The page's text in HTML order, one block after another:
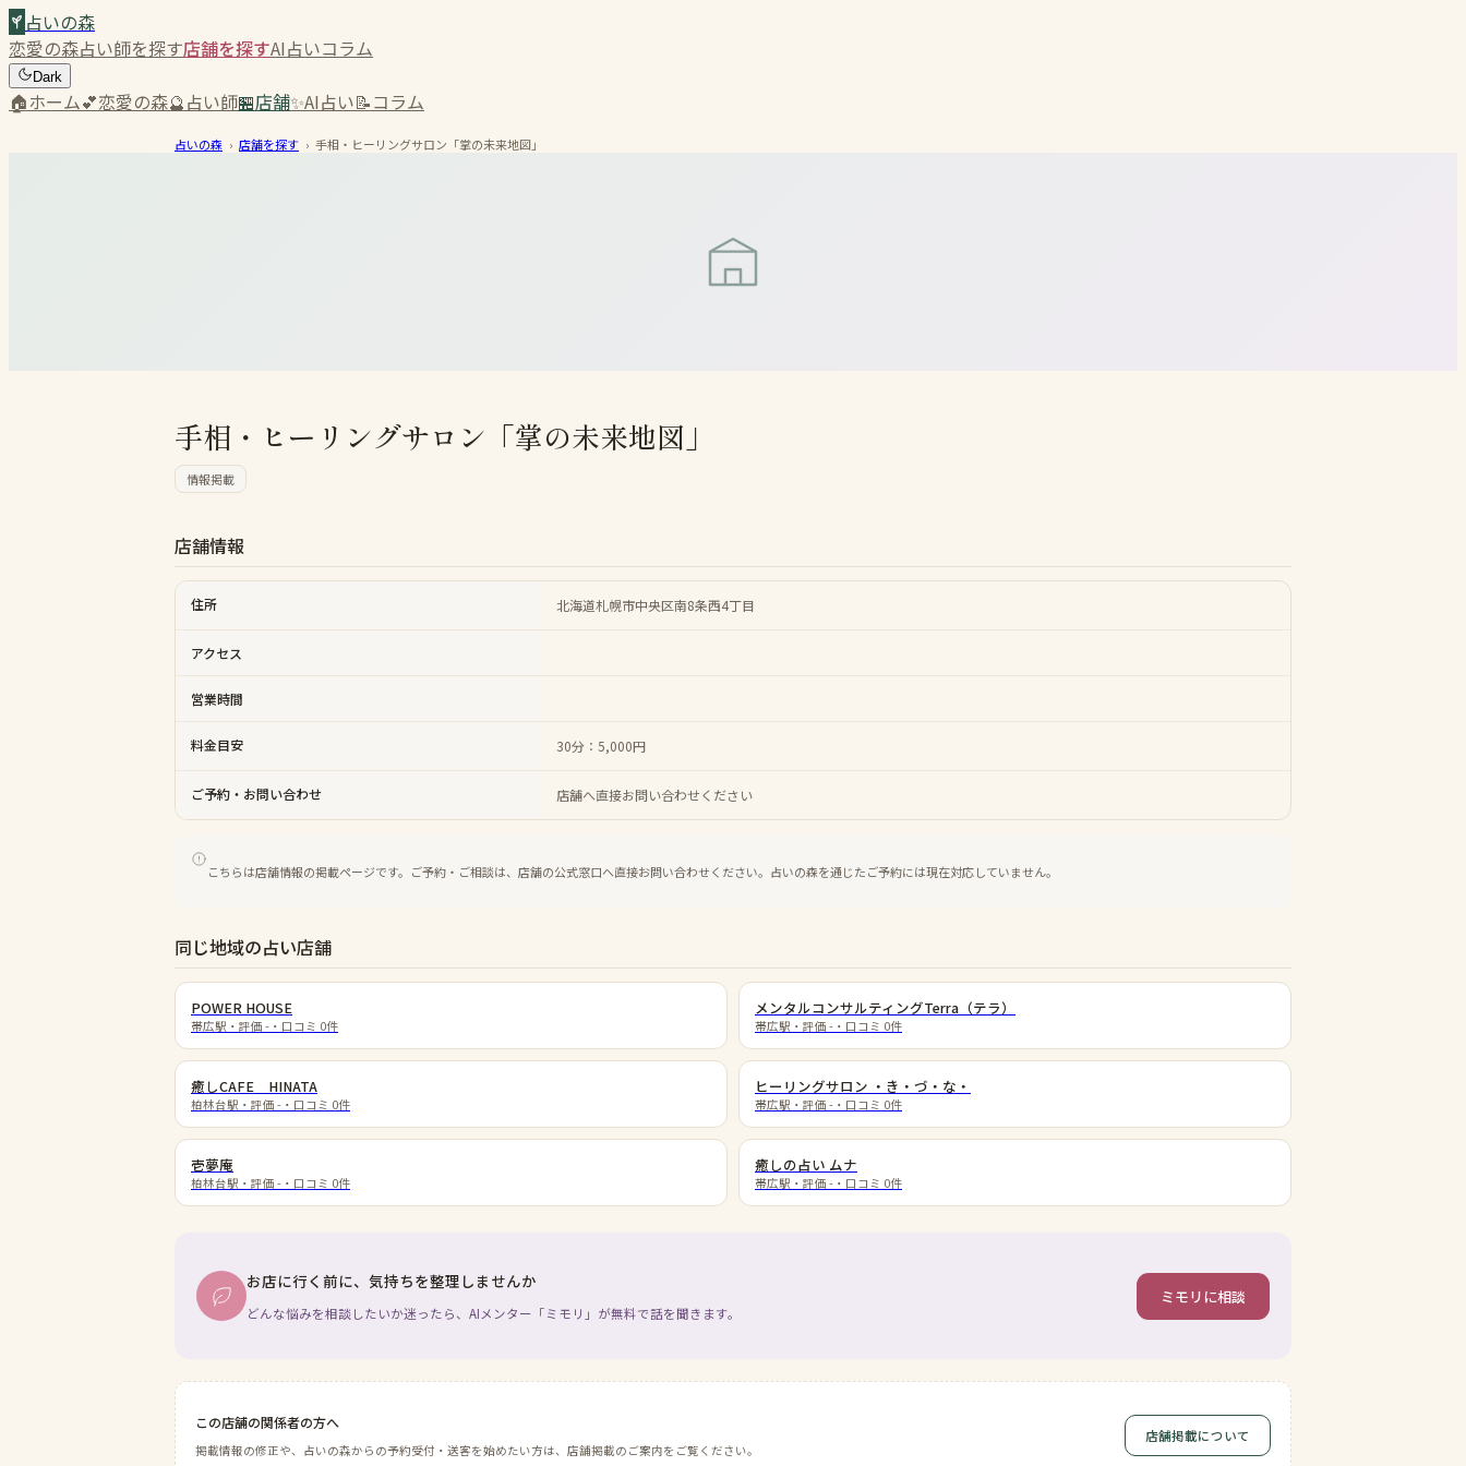
占いの森
恋愛の森占い師を探す店舗を探すAI占いコラム
Dark
🏠ホーム💕恋愛の森🔮占い師🏪店舗✨AI占い📝コラム
占いの森 › 店舗を探す › 手相・ヒーリングサロン「掌の未来地図」
手相・ヒーリングサロン「掌の未来地図」
情報掲載
店舗情報
住所 北海道札幌市中央区南8条西4丁目
アクセス
営業時間
料金目安 30分：5,000円
ご予約・お問い合わせ 店舗へ直接お問い合わせください
こちらは店舗情報の掲載ページです。ご予約・ご相談は、店舗の公式窓口へ直接お問い合わせください。占いの森を通じたご予約には現在対応していません。
同じ地域の占い店舗
POWER HOUSE
帯広駅 ・評価 - ・口コミ 0件
メンタルコンサルティングTerra（テラ）
帯広駅 ・評価 - ・口コミ 0件
癒しCAFE HINATA
柏林台駅 ・評価 - ・口コミ 0件
ヒーリングサロン ・き・づ・な・
帯広駅 ・評価 - ・口コミ 0件
壱夢庵
柏林台駅 ・評価 - ・口コミ 0件
癒しの占い ムナ
帯広駅 ・評価 - ・口コミ 0件
お店に行く前に、気持ちを整理しませんか
どんな悩みを相談したいか迷ったら、AIメンター「ミモリ」が無料で話を聞きます。
ミモリに相談
この店舗の関係者の方へ
掲載情報の修正や、占いの森からの予約受付・送客を始めたい方は、店舗掲載のご案内をご覧ください。
店舗掲載について